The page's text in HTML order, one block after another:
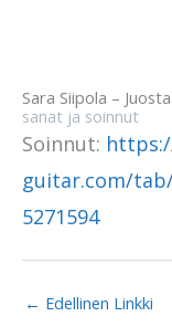
Sara Siipola –
sanat ja soinnut
Soinnut:
guitar.com/
5271594
← Edellinen Linkki